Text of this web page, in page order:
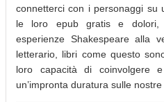
connetterci con i personaggi su
le loro epub gratis e
esperienze Shakespeare alla
letterario, libri come questo
loro capacità di coinvolgere
un’impronta duratura sulle nostre